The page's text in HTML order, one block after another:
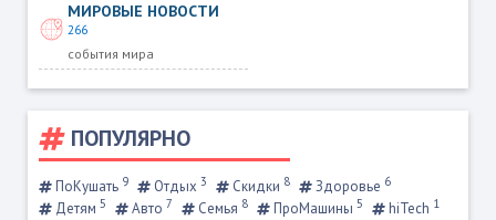
МИРОВЫЕ НОВОСТИ
266
события мира
ПОПУЛЯРНО
ПоКушать 9 Отдых 3 Скидки 8 Здоровье 6
Детям 5 Авто 7 Семья 8 ПроМашины 5 hiTech 1